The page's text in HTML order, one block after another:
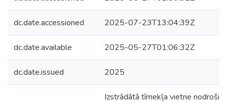
dc.date.accessioned 2025-07-23T13:04:39Z
dc.date.available 2025-05-27T01:06:32Z
dc.date.issued 2025
Izstrādātā tīmekļa vietne nodrošina